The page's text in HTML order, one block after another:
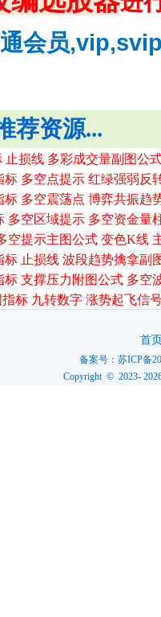
会员
荐资源...
损线 多彩成交量副图公
多空点提示 红绿强弱反
多空震荡点 博弈共振趋
多空区域提示 多空资金量
空提示主图公式 变色K线
止损线 波段趋势擒拿副
支撑压力附图公式 多空
标 九转数字 涨势起飞信
首
备案号：苏ICP备
Copyright © 2023-